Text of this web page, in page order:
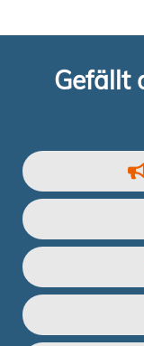
Gefällt